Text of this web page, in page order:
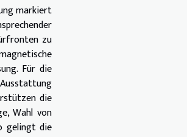
markiert
zu
Für die
die
Wahl von
gelingt die